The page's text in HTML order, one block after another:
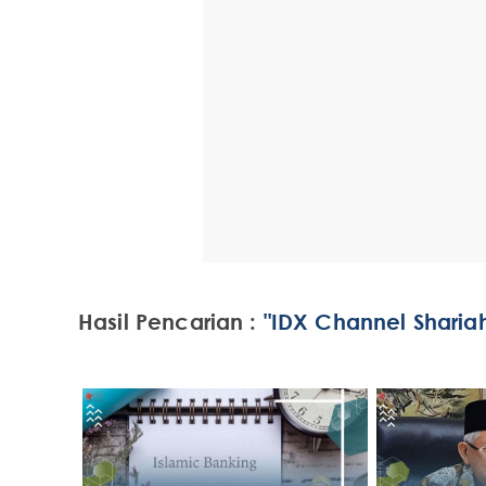
Hasil Pencarian : "IDX Channel